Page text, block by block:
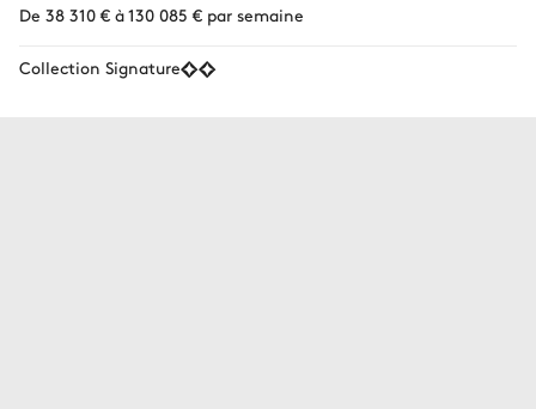
De 38 310 € à 130 085 € par semaine
Collection Signature